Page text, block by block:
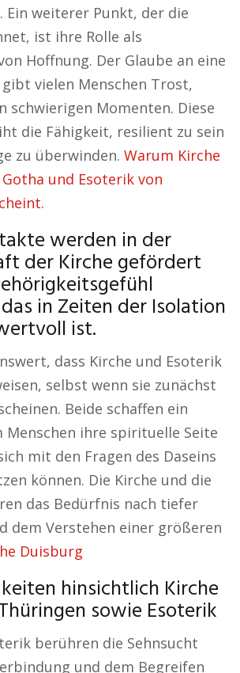
Ein weiterer Punkt, der die
ist ihre Rolle als
Hoffnung. Der Glaube an eine
vielen Menschen Trost,
schwierigen Momenten. Diese
die Fähigkeit, resilient zu sein
zu überwinden. Warum Kirche
und Esoterik von
werden in der
der Kirche gefördert
in Zeiten der Isolation
ist.
dass Kirche und Esoterik
selbst wenn sie zunächst
Beide schaffen ein
Menschen ihre spirituelle Seite
mit den Fragen des Daseins
können. Die Kirche und die
das Bedürfnis nach tiefer
dem Verstehen einer größeren
Duisburg
hinsichtlich Kirche
sowie Esoterik
berühren die Sehnsucht
und dem Begreifen